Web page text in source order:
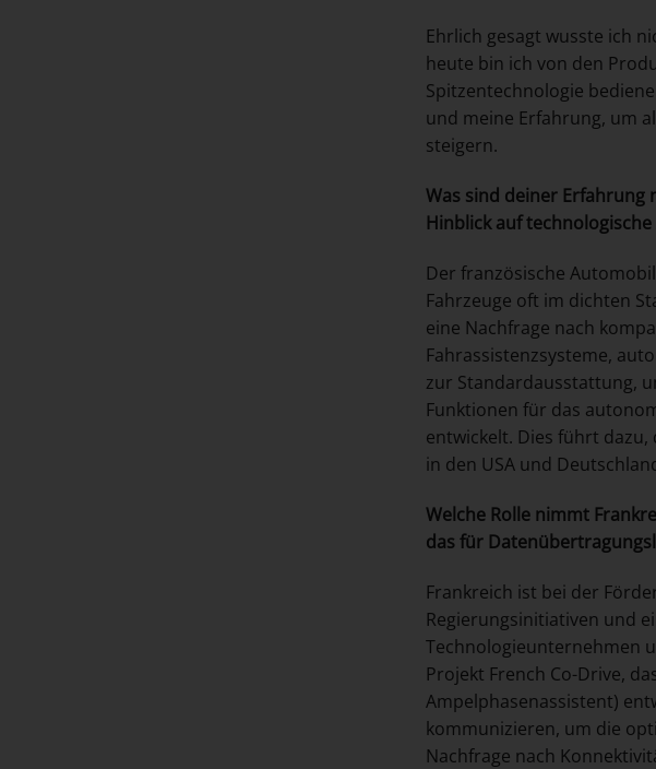
Ehrlich gesagt wusste ich
heute bin ich von den
Spitzentechnologie
und meine Erfahrung, um
steigern.
Was sind deiner Erfahrung
Hinblick auf
Der französische
Fahrzeuge oft im dichten
eine Nachfrage nach
Fahrassistenzsysteme,
zur Standardausstattung,
Funktionen für das
entwickelt. Dies führt
in den USA und
Welche Rolle nimmt
das für
Frankreich ist bei der
Regierungsinitiativen und
Technologieunternehmen
Projekt French Co-Drive,
Ampelphasenassistent)
kommunizieren, um die
Nachfrage nach